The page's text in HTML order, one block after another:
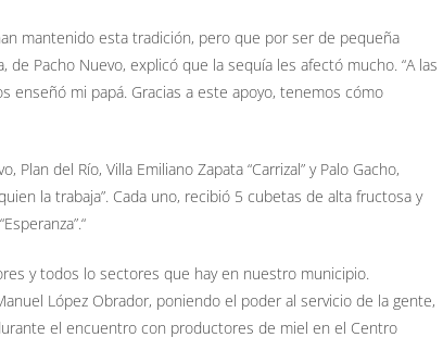
mantenido esta tradición, pero que por ser de pequeña
Pacho Nuevo, explicó que la sequía les afectó mucho. “A las
enseñó mi papá. Gracias a este apoyo, tenemos cómo
del Río, Villa Emiliano Zapata “Carrizal” y Palo Gacho,
la trabaja”. Cada uno, recibió 5 cubetas de alta fructosa y
y todos lo sectores que hay en nuestro municipio.
López Obrador, poniendo el poder al servicio de la gente,
el encuentro con productores de miel en el Centro